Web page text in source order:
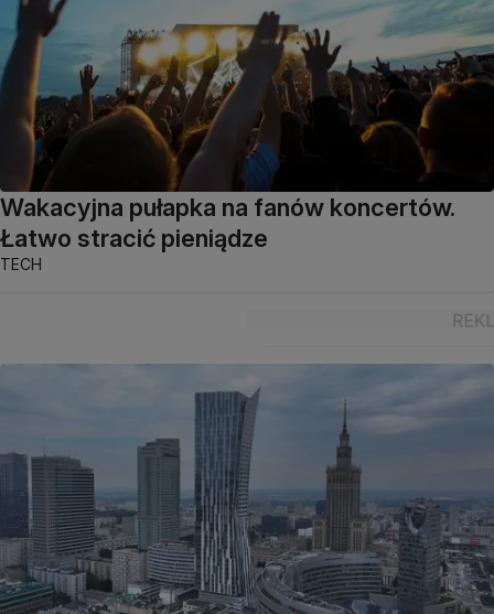
Wakacyjna pułapka na fanów koncertów.
Łatwo stracić pieniądze
TECH